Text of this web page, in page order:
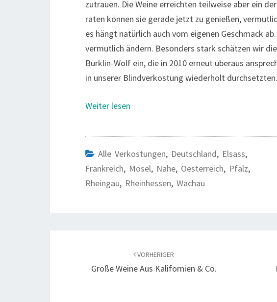
zutrauen. Die Weine erreichten teilweise aber ein
raten können sie gerade jetzt zu genießen,
es hängt natürlich auch vom eigenen Geschmack
vermutlich ändern. Besonders stark schätzen wir
Bürklin-Wolf ein, die in 2010 erneut überaus
in unserer Blindverkostung wiederholt durchsetzten.
Weiter lesen
Alle Verkostungen, Deutschland, Elsass,
Frankreich, Mosel, Nahe, Oesterreich, Pfalz,
Rheingau, Rheinhessen, Wachau
VORHERIGER
Große Weine Aus Kalifornien & Co.